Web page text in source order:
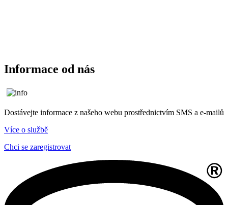
Informace od nás
Dostávejte informace z našeho webu prostřednictvím SMS a e-mailů
Více o službě
Chci se zaregistrovat